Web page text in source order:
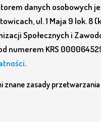
danych osobowych
ul. 1 Maja 9 lok. 8
Społecznych i
numerem KRS
.
znane zasady